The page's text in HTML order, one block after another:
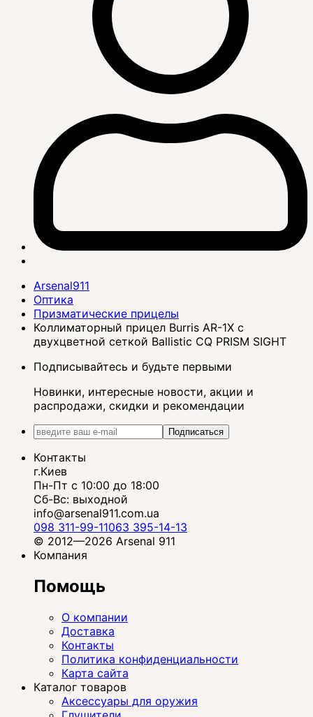
Arsenal911
Оптика
Призматические прицелы
Коллиматорный прицел Burris AR-1X с
двухцветной сеткой Ballistic CQ PRISM SIGHT
Подписывайтесь и будьте первыми
Новинки, интересные новости, акции и
распродажи, скидки и рекомендации
Подписаться
Контакты
г.Киев
Пн-Пт с 10:00 до 18:00
Сб-Вс: выходной
info@arsenal911.com.ua
098 311-99-11063 395-14-13
© 2012—2026 Arsenal 911
Компания
Помощь
О компании
Доставка
Контакты
Политика конфиденциальности
Карта сайта
Каталог товаров
Аксессуары для оружия